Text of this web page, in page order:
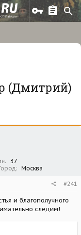
(Дмитрий)
37
Москва
#241
и благополучного
следим!